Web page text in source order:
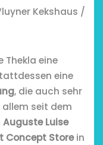
Kekshaus /
Thekla eine
eine
, die auch sehr
seit dem
Auguste Luise
Concept Storein